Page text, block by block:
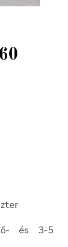
és 3-5